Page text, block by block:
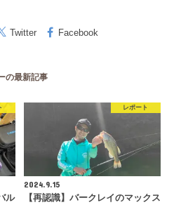
Twitter Facebook
の最新記事
ル
レポート
2024.9.15
【再認識】バークレイのマックス